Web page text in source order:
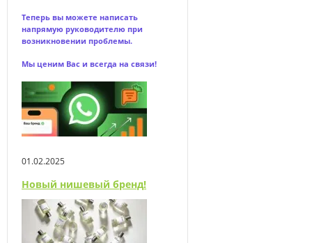
Теперь вы можете написать
напрямую руководителю при
возникновении проблемы.
Мы ценим Вас и всегда на связи!
01.02.2025
Новый нишевый бренд!